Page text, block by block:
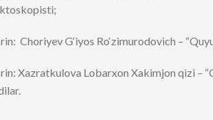
Choriyev G‘iyos Ro‘zimurodovich –
Xazratkulova Lobarxon Xakimjon qizi –